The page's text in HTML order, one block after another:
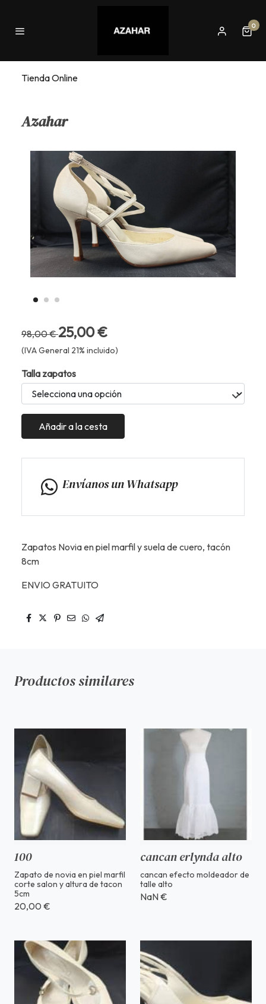
0
Tienda Online
Azahar
98,00 €25,00 €
(IVA General 21% incluido)
Talla zapatos
Añadir a la cesta
Envíanos un Whatsapp
Zapatos Novia en piel marfil y suela de cuero, tacón
8cm
ENVIO GRATUITO
Productos similares
100
Zapato de novia en piel marfil
corte salon y altura de tacon
5cm
20,00 €
cancan erlynda alto
cancan efecto moldeador de
talle alto
NaN €